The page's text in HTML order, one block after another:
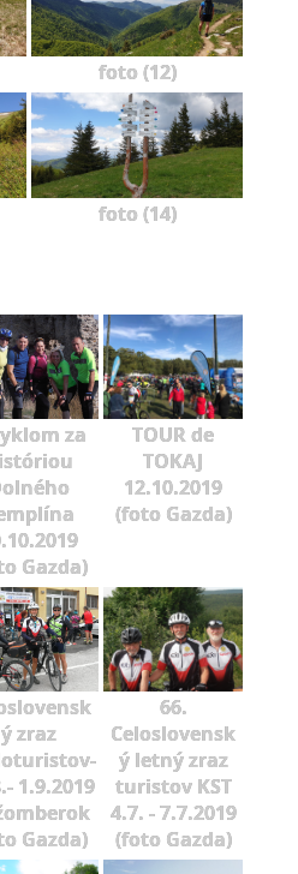
foto (12)
foto (14)
za
Gazda)
TOUR de
TOKAJ
12.10.2019
(foto Gazda)
ý zraz
1.9.2019
Gazda)
66.
Celoslovensk
ý letný zraz
turistov KST
4.7. - 7.7.2019
(foto Gazda)